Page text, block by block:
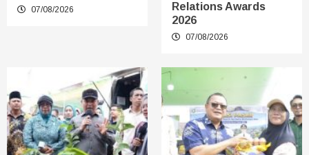
07/08/2026
Relations Awards
2026
07/08/2026